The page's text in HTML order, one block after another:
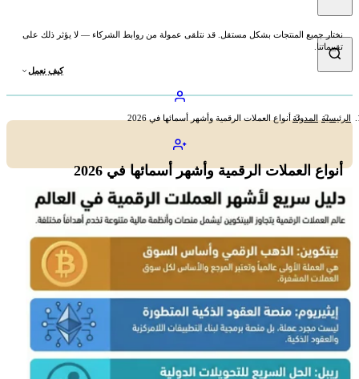
نختار جميع المنتجات بشكل مستقل. قد نتلقى عمولة من روابط الشركاء — لا يؤثر ذلك على
تقييماتنا.
كيف نعمل
الرئيسية المدونةأنواع العملات الرقمية وأشهر أسمائها في 2026
أنواع العملات الرقمية وأشهر أسمائها في 2026